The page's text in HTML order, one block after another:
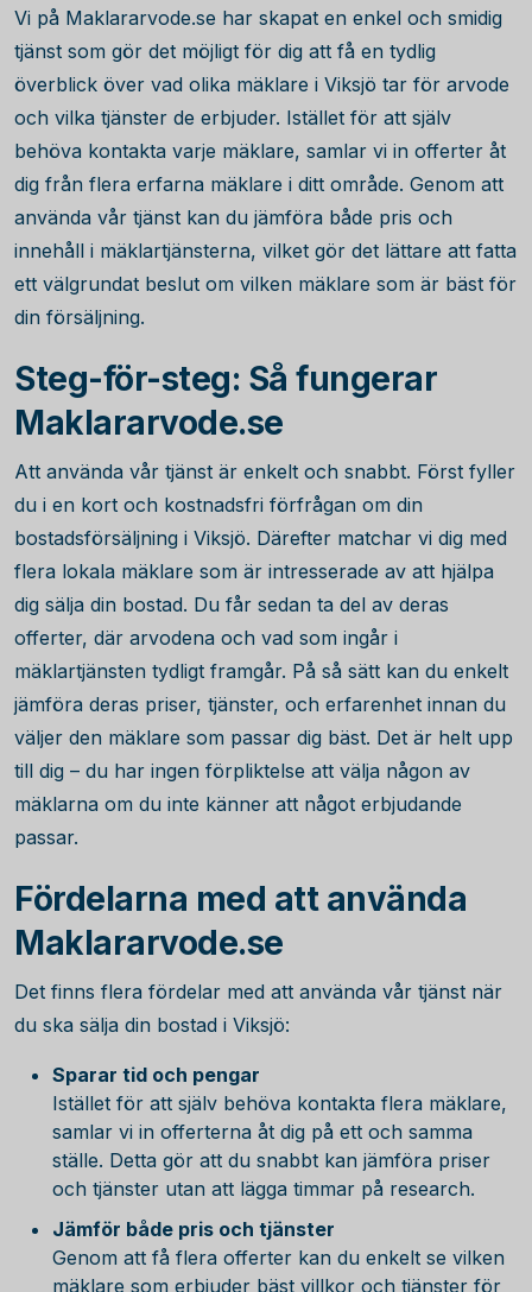
Vi på Maklararvode.se har skapat en enkel och smidig
tjänst som gör det möjligt för dig att få en tydlig
överblick över vad olika mäklare i Viksjö tar för arvode
och vilka tjänster de erbjuder. Istället för att själv
behöva kontakta varje mäklare, samlar vi in offerter åt
dig från flera erfarna mäklare i ditt område. Genom att
använda vår tjänst kan du jämföra både pris och
innehåll i mäklartjänsterna, vilket gör det lättare att fatta
ett välgrundat beslut om vilken mäklare som är bäst för
din försäljning.
Steg-för-steg: Så fungerar
Maklararvode.se
Att använda vår tjänst är enkelt och snabbt. Först fyller
du i en kort och kostnadsfri förfrågan om din
bostadsförsäljning i Viksjö. Därefter matchar vi dig med
flera lokala mäklare som är intresserade av att hjälpa
dig sälja din bostad. Du får sedan ta del av deras
offerter, där arvodena och vad som ingår i
mäklartjänsten tydligt framgår. På så sätt kan du enkelt
jämföra deras priser, tjänster, och erfarenhet innan du
väljer den mäklare som passar dig bäst. Det är helt upp
till dig – du har ingen förpliktelse att välja någon av
mäklarna om du inte känner att något erbjudande
passar.
Fördelarna med att använda
Maklararvode.se
Det finns flera fördelar med att använda vår tjänst när
du ska sälja din bostad i Viksjö:
Sparar tid och pengar
Istället för att själv behöva kontakta flera mäklare,
samlar vi in offerterna åt dig på ett och samma
ställe. Detta gör att du snabbt kan jämföra priser
och tjänster utan att lägga timmar på research.
Jämför både pris och tjänster
Genom att få flera offerter kan du enkelt se vilken
mäklare som erbjuder bäst villkor och tjänster för